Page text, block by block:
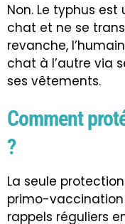
Non. Le typhus
chat et ne se
revanche,
chat à l’autre via
ses vêtements.
Comment
?
La seule
primo-
rappels réguliers